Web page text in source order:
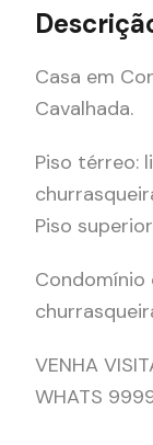
Casa em
Cavalhada.
Piso térreo:
Piso
Condomínio
VENHA
WHATS